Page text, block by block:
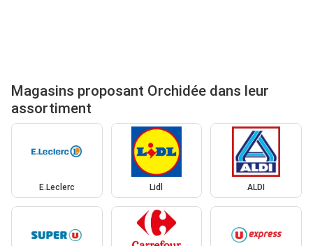
Magasins proposant Orchidée dans leur
assortiment
E.Leclerc Lidl ALDI